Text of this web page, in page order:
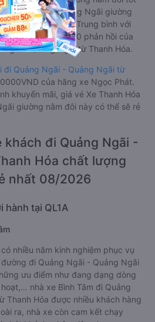
Ngãi - Quảng Ngãi giường
có chất lượng Trung bình với
3.2/5 dựa trên 60 phản hồi của
- Quảng Ngãi từ Thanh Hóa.
đi Quảng Ngãi - Quảng Ngãi từ
của hãng xe Ngọc Phát.
khuyến mãi, giá vé Xe Thanh Hóa
giường nằm đôi này có thể sẽ rẻ
khách đi Quảng Ngãi -
Hóa chất lượng
nhất 08/2026
hành tại QL1A
nhiều năm kinh nghiệm phục vụ
đi Quảng Ngãi - Quảng Ngãi
ưu điểm như đang dạng dòng
nhà xe Bình Tâm đi Quảng
Thanh Hóa được nhiều khách hàng
ra, nhà xe còn cam kết chạy